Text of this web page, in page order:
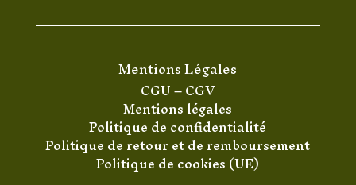
Mentions Légales
CGU–CGV
Mentions légales
Politique de confidentialité
Politique de retour et de remboursement
Politique de cookies (UE)